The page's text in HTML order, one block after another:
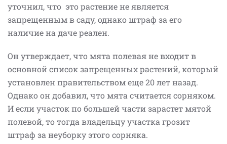
уточнил, что это растение не является
запрещенным в саду, однако штраф за его
наличие на даче реален.
Он утверждает, что мята полевая не входит в
основной список запрещенных растений, который
установлен правительством еще 20 лет назад.
Однако он добавил, что мята считается сорняком.
И если участок по большей части зарастет мятой
полевой, то тогда владельцу участка грозит
штраф за неуборку этого сорняка.